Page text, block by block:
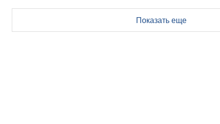
Показать еще